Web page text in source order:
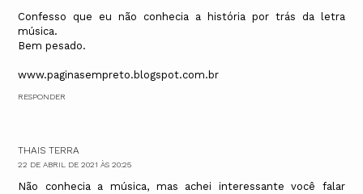
Confesso que eu não conhecia a história por trás da letra
música.
Bem pesado.
www.paginasempreto.blogspot.com.br
RESPONDER
THAIS TERRA
22 DE ABRIL DE 2021 ÀS 20:25
Não conhecia a música, mas achei interessante você falar